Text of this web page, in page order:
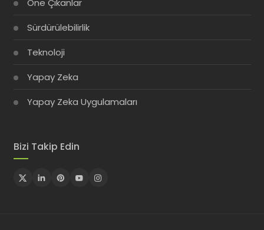
Öne Çıkanlar
Sürdürülebilirlik
Teknoloji
Yapay Zeka
Yapay Zeka Uygulamaları
Bizi Takip Edin